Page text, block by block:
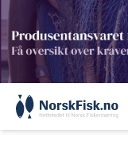
Skip
to
content